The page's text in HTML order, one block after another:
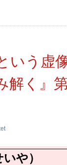
いう虚
解く』
や）